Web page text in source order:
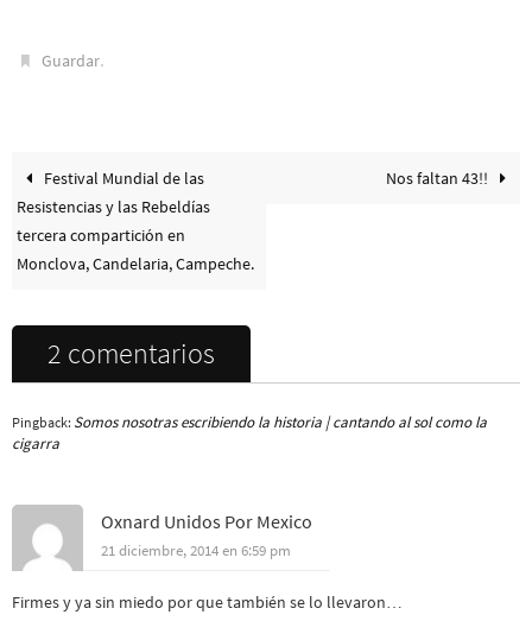
Guardar.
Festival Mundial de las
Resistencias y las Rebeldías
tercera compartición en
Monclova, Candelaria, Campeche.
Nos faltan 43!!
2 comentarios
Pingback: Somos nosotras escribiendo la historia | cantando al sol como la
cigarra
Oxnard Unidos Por Mexico
21 diciembre, 2014 en 6:59 pm
Firmes y ya sin miedo por que también se lo llevaron…